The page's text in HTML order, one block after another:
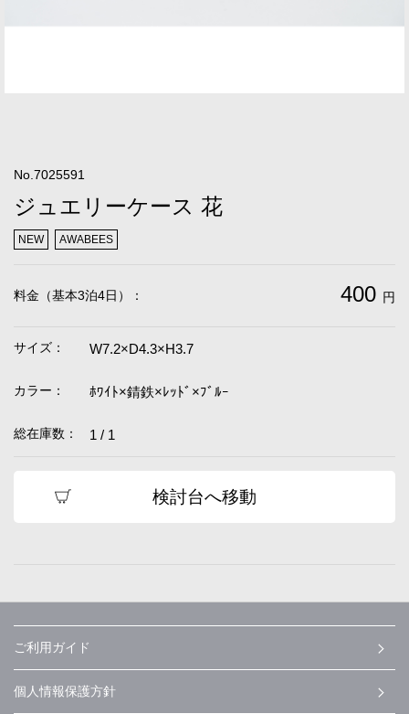
No.7025591
ジュエリーケース 花
NEW AWABEES
料金（基本3泊4日）： 400 円
サイズ： W7.2×D4.3×H3.7
カラー： ﾎﾜｲﾄ×錆鉄×ﾚｯﾄﾞ×ﾌﾞﾙｰ
総在庫数： 1 / 1
検討台へ移動
ご利用ガイド
個人情報保護方針